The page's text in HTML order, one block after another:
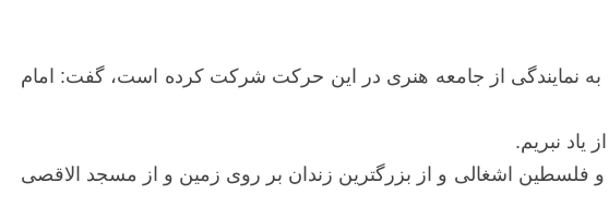
به نمایندگی از جامعه هنری در این حرکت شرکت کرده است، گفت: ‫امام
یاد نبریم.
اشغالی و از بزرگترین زندان بر روی زمین و از مسجد الاقصی